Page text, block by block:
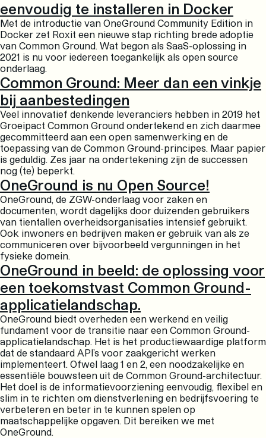
eenvoudig te installeren in Docker
Met de introductie van OneGround Community Edition in
Docker zet Roxit een nieuwe stap richting brede adoptie
van Common Ground. Wat begon als SaaS-oplossing in
2021 is nu voor iedereen toegankelijk als open source
onderlaag.
Common Ground: Meer dan een vinkje
bij aanbestedingen
Veel innovatief denkende leveranciers hebben in 2019 het
Groeipact Common Ground ondertekend en zich daarmee
gecommitteerd aan een open samenwerking en de
toepassing van de Common Ground-principes. Maar papier
is geduldig. Zes jaar na ondertekening zijn de successen
nog (te) beperkt.
OneGround is nu Open Source!
OneGround, de ZGW-onderlaag voor zaken en
documenten, wordt dagelijks door duizenden gebruikers
van tientallen overheidsorganisaties intensief gebruikt.
Ook inwoners en bedrijven maken er gebruik van als ze
communiceren over bijvoorbeeld vergunningen in het
fysieke domein.
OneGround in beeld: de oplossing voor
een toekomstvast Common Ground-
applicatielandschap.
OneGround biedt overheden een werkend en veilig
fundament voor de transitie naar een Common Ground-
applicatielandschap. Het is het productiewaardige platform
dat de standaard API’s voor zaakgericht werken
implementeert. Ofwel laag 1 en 2, een noodzakelijke en
essentiële bouwsteen uit de Common Ground-architectuur.
Het doel is de informatievoorziening eenvoudig, flexibel en
slim in te richten om dienstverlening en bedrijfsvoering te
verbeteren en beter in te kunnen spelen op
maatschappelijke opgaven. Dit bereiken we met
OneGround.